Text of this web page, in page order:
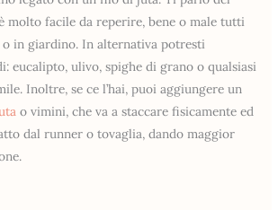
molto facile da reperire, bene o male tutti
o in giardino. In alternativa potresti
eucalipto, ulivo, spighe di grano o qualsiasi
Inoltre, se ce l’hai, puoi aggiungere un
o vimini, che va a staccare fisicamente ed
dal runner o tovaglia, dando maggior